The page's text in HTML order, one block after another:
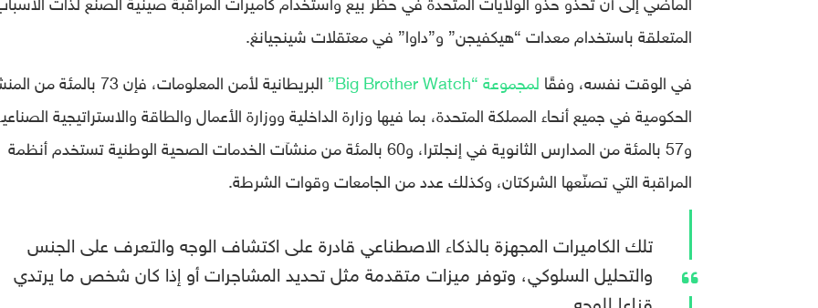
المتعلقة باستخدام معدات “هيكفيجن” و”داوا” في معتقلات شينجيانغ.
في الوقت نفسه، وفقًا لمجموعة “Big Brother Watch”
البريطانية لأمن المعلومات، فإن 73
الحكومية في جميع أنحاء المملكة المتحدة، بما فيها وزارة الداخلية ووزارة الأعمال والطاقة والاستراتيجية
و57 بالمئة من المدارس الثانوية في إنجلترا، و60 بالمئة من منشآت الخدمات الصحية الوطنية تستخدم أنظمة
المراقبة التي تصنّعها الشركتان، وكذلك عدد من الجامعات وقوات الشرطة.
تلك الكاميرات المجهزة بالذكاء الاصطناعي قادرة على اكتشاف الوجه والتعرف على الجنس
والتحليل السلوكي، وتوفر ميزات متقدمة مثل تحديد المشاجرات أو إذا كان شخص ما يرتدي
قناعا للوجه.